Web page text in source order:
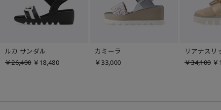
ルカ サンダル
￥26,400 ￥18,480
カミーラ
￥33,000
リアナスリ
￥34,100